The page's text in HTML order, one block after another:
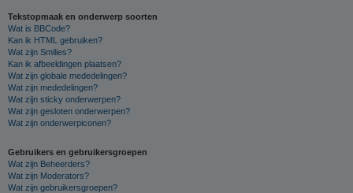
Tekstopmaak en onderwerp soorten
Wat is BBCode?
Kan ik HTML gebruiken?
Wat zijn Smilies?
Kan ik afbeeldingen plaatsen?
Wat zijn globale mededelingen?
Wat zijn mededelingen?
Wat zijn sticky onderwerpen?
Wat zijn gesloten onderwerpen?
Wat zijn onderwerpiconen?
Gebruikers en gebruikersgroepen
Wat zijn Beheerders?
Wat zijn Moderators?
Wat zijn gebruikersgroepen?